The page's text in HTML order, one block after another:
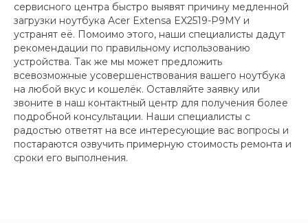
сервисного центра быстро выявят причину медленной
загрузки ноутбука Acer Extensa EX2519-P9MY и
устранят её. Помоимо этого, наши специалисты дадут
рекомендации по правильному использованию
устройства. Так же мы может предложить
всевозможные усовершенствования вашего ноутбука
на любой вкус и кошелёк. Оставляйте заявку или
звоните в наш контактный центр для получения более
подробной консультации. Наши специалисты с
радостью ответят на все интересующие вас вопросы и
постараются озвучить примерную стоимость ремонта и
сроки его выполнения.